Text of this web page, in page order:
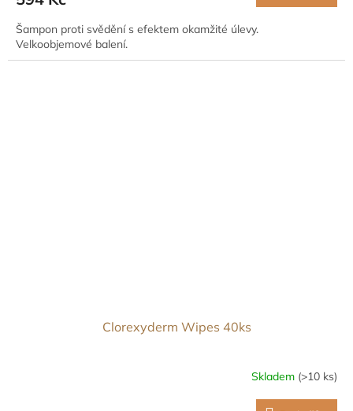
Šampon proti svědění s efektem okamžité úlevy.
Velkoobjemové balení.
Clorexyderm Wipes 40ks
Skladem (>10 ks)